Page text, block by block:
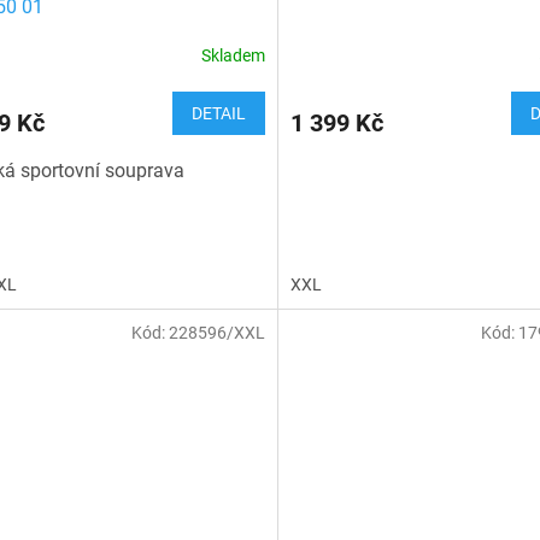
01
Skladem
Kč DETAIL
sportovní souprava
1 399 Kč
XXL
Kód:228596/XXL Kód: